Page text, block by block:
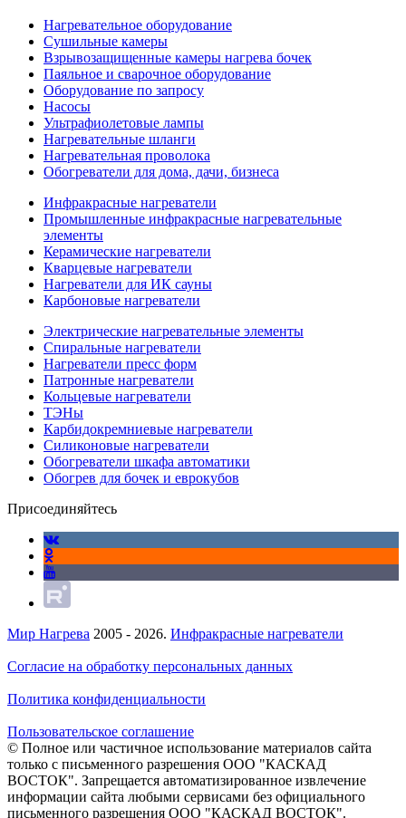
Нагревательное оборудование
Сушильные камеры
Взрывозащищенные камеры нагрева бочек
Паяльное и сварочное оборудование
Оборудование по запросу
Насосы
Ультрафиолетовые лампы
Нагревательные шланги
Нагревательная проволока
Обогреватели для дома, дачи, бизнеса
Инфракрасные нагреватели
Промышленные инфракрасные нагревательные
элементы
Керамические нагреватели
Кварцевые нагреватели
Нагреватели для ИК сауны
Карбоновые нагреватели
Электрические нагревательные элементы
Спиральные нагреватели
Нагреватели пресс форм
Патронные нагреватели
Кольцевые нагреватели
ТЭНы
Карбидокремниевые нагреватели
Силиконовые нагреватели
Обогреватели шкафа автоматики
Обогрев для бочек и еврокубов
Присоединяйтесь
Мир Нагрева 2005 - 2026. Инфракрасные нагреватели
Согласие на обработку персональных данных
Политика конфиденциальности
Пользовательское соглашение
© Полное или частичное использование материалов сайта
только с письменного разрешения ООО "КАСКАД
ВОСТОК". Запрещается автоматизированное извлечение
информации сайта любыми сервисами без официального
письменного разрешения ООО "КАСКАД ВОСТОК".